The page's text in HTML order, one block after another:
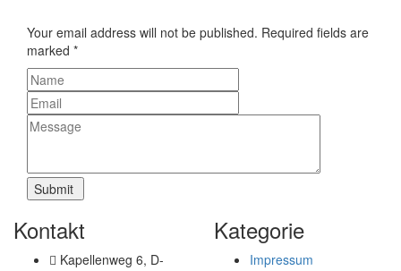
Your email address will not be published. Required fields are
marked *
Kontakt
Kapellenweg 6, D-
Kategorie
Impressum